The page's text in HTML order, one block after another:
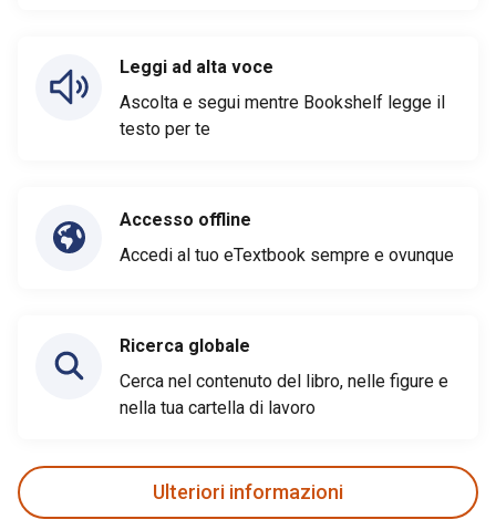
Leggi ad alta voce
Ascolta e segui mentre Bookshelf legge il
testo per te
Accesso offline
Accedi al tuo eTextbook sempre e ovunque
Ricerca globale
Cerca nel contenuto del libro, nelle figure e
nella tua cartella di lavoro
Ulteriori informazioni